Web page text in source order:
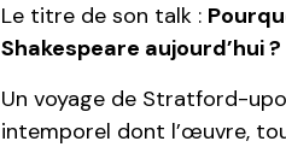
Le titre de son talk :
Shakespeare aujourd’hui ?
Un voyage de Stratford-
intemporel dont l’œuvre,